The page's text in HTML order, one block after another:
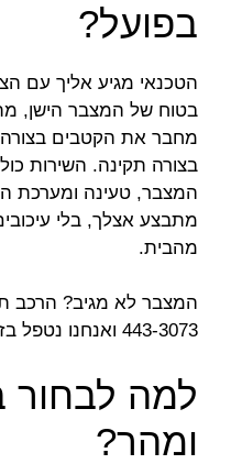
בפועל?
הטכנאי מגיע אליך עם
בטוח של המצבר הישן,
מחבר את הקטבים בצורה
בצורה תקינה. השירות
המצבר, טעינה ומערכת
מתבצע אצלך, בלי
מהבית.
443-3073 ואנחנו נטפל בזה אצלך, בזמן שנוח לך
למה לבחור
ומהר?